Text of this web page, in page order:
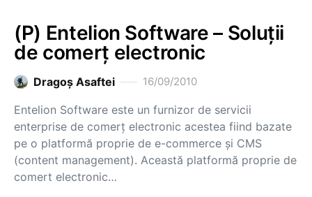
(P) Entelion Software – Soluţii
de comerţ electronic
Dragoş Asaftei 16/09/2010
Entelion Software este un furnizor de servicii
enterprise de comerţ electronic acestea fiind bazate
pe o platformă proprie de e-commerce şi CMS
(content management). Această platformă proprie de
comert electronic…